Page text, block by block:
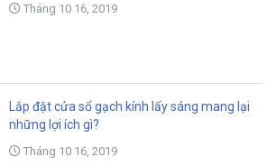
Tháng 10 16, 2019
Lắp đặt cửa sổ gạch kính lấy sáng mang lại
những lợi ích gì?
Tháng 10 16, 2019